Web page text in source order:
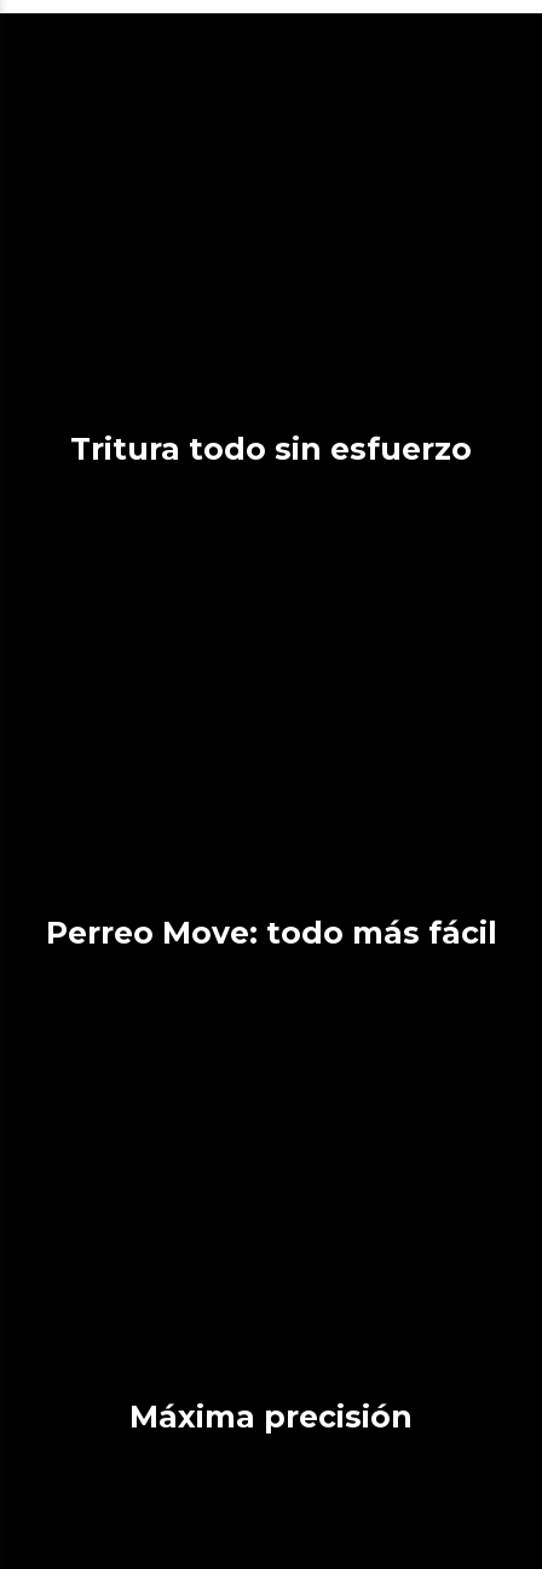
Tritura todo sin esfuerzo
Perreo Move: todo más fácil
Máxima precisión